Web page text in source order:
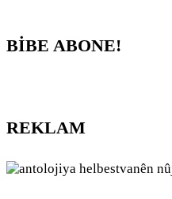
BİBE ABONE!
REKLAM